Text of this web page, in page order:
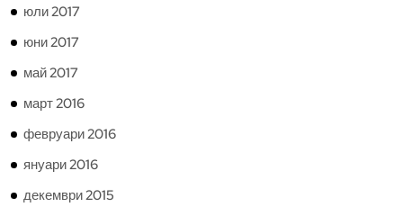
юли 2017
юни 2017
май 2017
март 2016
февруари 2016
януари 2016
декември 2015